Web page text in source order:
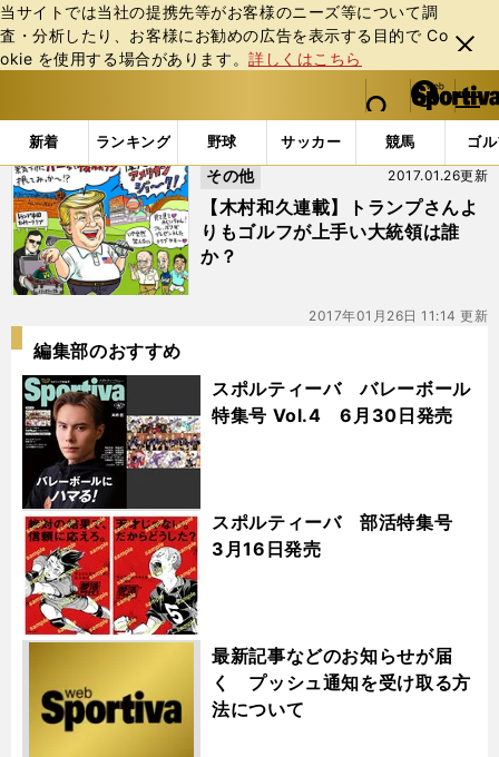
当サイトでは当社の提携先等がお客様のニーズ等について調
査・分析したり、お客様にお勧めの広告を表⽰する⽬的で Co
okie を使⽤する場合があります。詳しくはこちら
閉じ
る
web Sportiva (webスポルティーバ)
検索
マイペ
ー
ジ
メニュ
新着 ランキング 野球 サッカー 競馬 ゴ
b
ス
ポ
ル
テ
ィ
ー
バ
「#オバマ」の最新ニュース・ 情報
【木村和久連載】トランプさんよ
りもゴルフが上手い大統領は誰
か？
2017.01.26更新
その他
2017年01月26日 11:14 更新
編集部のおすすめ
スポルティーバ バレーボール
特集号 Vol.4 6月30日発売
スポルティーバ 部活特集号
3月16日発売
最新記事などのお知らせが届
く プッシュ通知を受け取る方
法について